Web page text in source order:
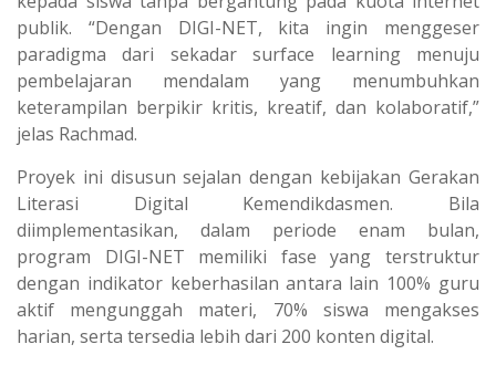
publik. “Dengan DIGI-NET, kita ingin menggeser
paradigma dari sekadar surface learning menuju
pembelajaran mendalam yang menumbuhkan
keterampilan berpikir kritis, kreatif, dan kolaboratif,”
jelas Rachmad.
Proyek ini disusun sejalan dengan kebijakan Gerakan
Literasi Digital Kemendikdasmen. Bila
diimplementasikan, dalam periode enam bulan,
program DIGI-NET memiliki fase yang terstruktur
dengan indikator keberhasilan antara lain 100% guru
aktif mengunggah materi, 70% siswa mengakses
harian, serta tersedia lebih dari 200 konten digital.